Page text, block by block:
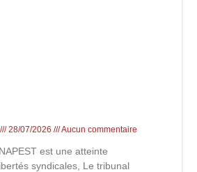
28/07/2026 Aucun commentaire
est une atteinte
syndicales, Le tribunal